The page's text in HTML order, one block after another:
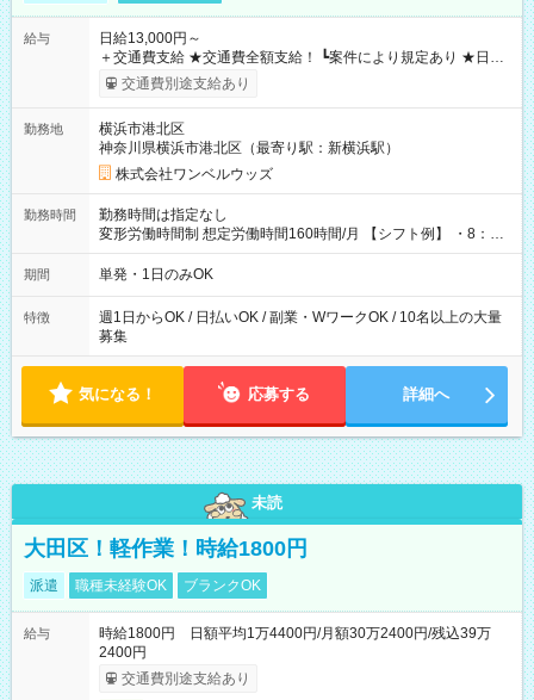
給与
日給13,000円～
＋交通費支給 ★交通費全額支給！ ┗案件により規定あり ★日払
いOK！（規定あり） ┗働いたその日に現金GET♪ お仕事後はコ
ンビニATMから 日払い分を引き落とせます！ 【試用期間】試
交通費別途支給あり
勤務地
横浜市港北区
神奈川県横浜市港北区（最寄り駅：新横浜駅）
株式会社ワンベルウッズ
勤務時間
勤務時間は指定なし
変形労働時間制 想定労働時間160時間/月 【シフト例】 ・8：00
～21：00
期間 単発・1日のみOK
特徴
週1日からOK / 日払いOK / 副業・WワークOK / 10名以上の大量
募集
気になる！ 応募する 詳細へ
未読
大田区！軽作業！時給1800円
派遣 職種未経験OK ブランクOK
給与
時給1800円 日額平均1万4400円/月額30万2400円/残込39万
2400円
交通費別途支給あり